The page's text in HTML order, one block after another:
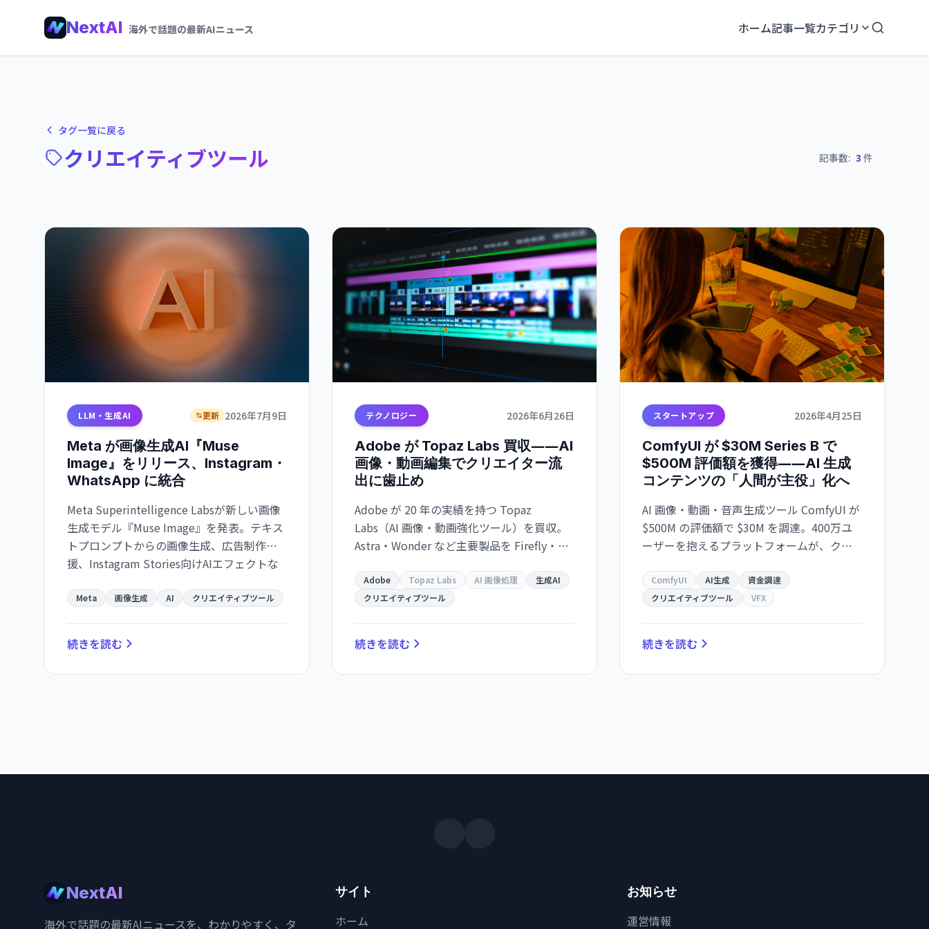
NextAI 海外で話題の最新AIニュース ホーム記事一覧カテゴリ
タグ一覧に戻る
クリエイティブツール 記事数: 3 件
LLM・生成AI 更新 2026年7月9日
Meta が画像生成AI『Muse
Image』をリリース、Instagram・
WhatsApp に統合
Meta Superintelligence Labsが新しい画像
生成モデル『Muse Image』を発表。テキス
トプロンプトからの画像生成、広告制作支
援、Instagram Stories向けAIエフェクトな
と一般ユーザーが今すぐ試せるツール。
Meta 画像生成 AI クリエイティブツール
続きを読む
テクノロジー 2026年6月26日
Adobe が Topaz Labs 買収――AI
画像・動画編集でクリエイター流
出に歯止め
Adobe が 20 年の実績を持つ Topaz
Labs（AI 画像・動画強化ツール）を買収。
Astra・Wonder など主要製品を Firefly・
Resolve との競争激化に対抗
Adobe Topaz Labs AI 画像処理
生成AI
クリエイティブツール
続きを読む
スタートアップ 2026年4月25日
ComfyUI が $30M Series B で
$500M 評価額を獲得――AI 生成
コンテンツの「人間が主役」化へ
AI 画像・動画・音声生成ツール ComfyUI が
$500M の評価額で $30M を調達。400万ユ
ーザーを抱えるプラットフォームが、クリ
VFX・広告制作の標準ツールへ。
ComfyUI AI生成
資金調達
クリエイティブツール
VFX
続きを読む
NextAI
海外で話題の最新AIニュースを、わかりやすく、タ
サイト
ホーム
お知らせ
運営情報